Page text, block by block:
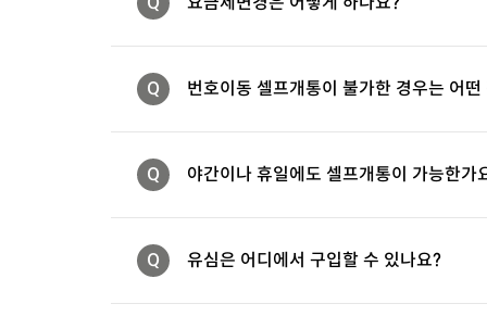
Q 번호이동 셀프개통이 불가한 경우는 어
Q 야간이나 휴일에도 셀프개통이 가능한가
Q 유심은 어디에서 구입할 수 있나요?